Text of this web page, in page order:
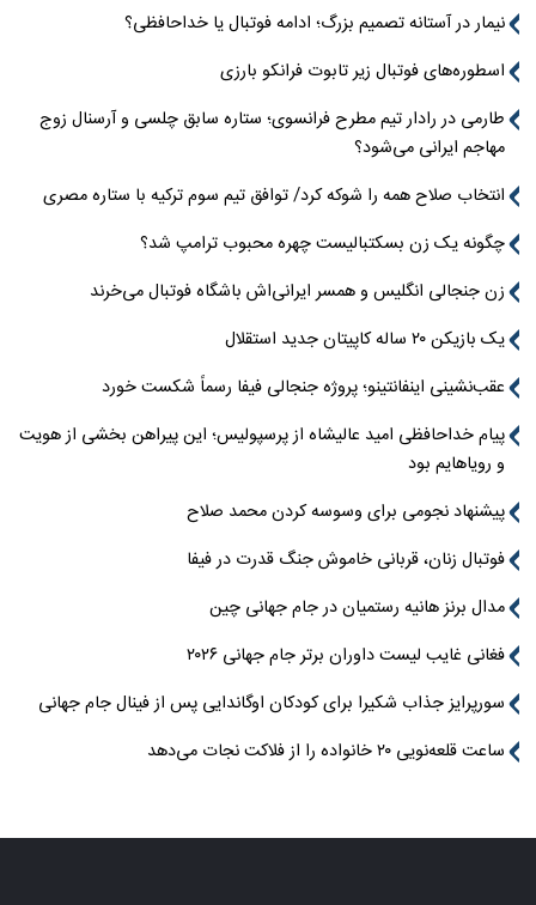
نیمار در آستانه تصمیم بزرگ؛ ادامه فوتبال یا خداحافظی؟
اسطوره‌های فوتبال زیر تابوت فرانکو بارزی
طارمی در رادار تیم مطرح فرانسوی؛ ستاره سابق چلسی و آرسنال زوج
مهاجم ایرانی می‌شود؟
انتخاب صلاح همه را شوکه کرد/ توافق تیم سوم ترکیه با ستاره مصری
چگونه یک زن بسکتبالیست چهره محبوب ترامپ شد؟
زن جنجالی انگلیس و همسر ایرانی‌اش باشگاه فوتبال می‌خرند
یک بازیکن ۲۰ ساله کاپیتان جدید استقلال
عقب‌نشینی اینفانتینو؛ پروژه جنجالی فیفا رسماً شکست خورد
پیام خداحافظی امید عالیشاه از پرسپولیس؛ این پیراهن بخشی از هویت
و رویاهایم بود
پیشنهاد نجومی برای وسوسه کردن محمد صلاح
فوتبال زنان، قربانی خاموش جنگ قدرت در فیفا
مدال برنز هانیه رستمیان در جام جهانی چین
فغانی غایب لیست داوران برتر جام جهانی ۲۰۲۶
سورپرایز جذاب شکیرا برای کودکان اوگاندایی پس از فینال جام جهانی
ساعت قلعه‌نویی ۲۰ خانواده را از فلاکت نجات می‌دهد